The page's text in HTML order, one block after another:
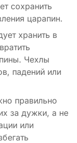
сохранить
царапин.
хранить в
Чехлы
падений или
правильно
за дужки, а не
или